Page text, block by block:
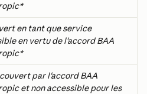
en tant que service
en vertu de l'accord BAA
par l'accord BAA
et non accessible pour les